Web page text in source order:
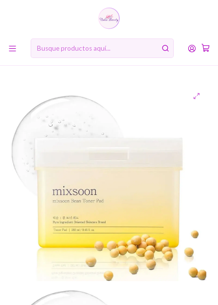
10% de descuento en tu primera compra online. Código: BIENVENIDA10
Bean Toner Pad (Mixsoon) - 70 unidades Almohadillas
hidratantes y exfoliantes